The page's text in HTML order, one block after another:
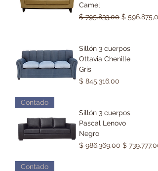
Camel
Precio
$ 795.833,00 Precio de
$
Sillón 3 cuerpos
Ottavia Chenille
Gris
Precio
$ 845.316,00
Contado
Sillón 3 cuerpos
Pascal Lenovo
Negro
Precio
$ 986.369,00 Precio de
$ 739.777,00
Contado